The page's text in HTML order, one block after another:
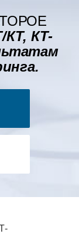
КТ-